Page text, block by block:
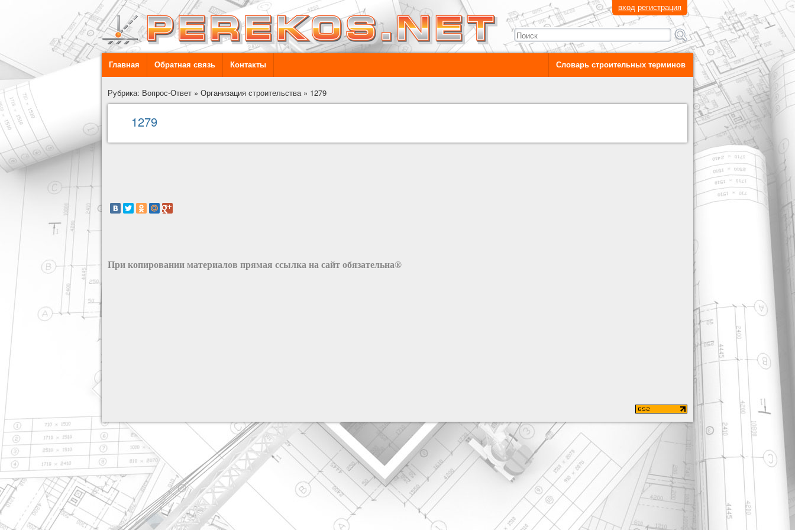
вход регистрация
Главная Обратная связь Контакты Словарь строительных терминов
Рубрика: Вопрос-Ответ » Организация строительства» 1279
1279
При копировании материалов прямая ссылка на сайт обязательна®